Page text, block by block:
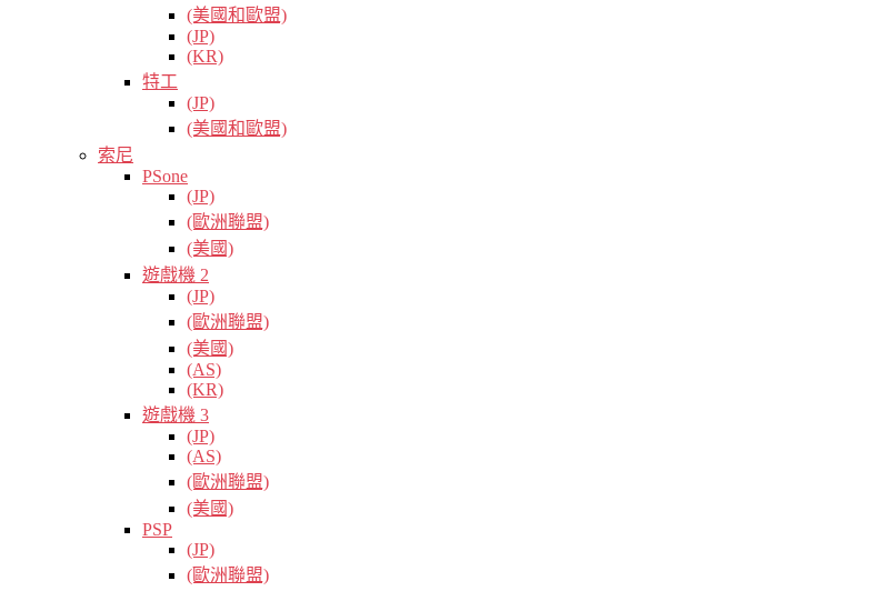
(美國和歐盟)
(JP)
(KR)
特工
(JP)
(美國和歐盟)
索尼
PSone
(JP)
(歐洲聯盟)
(美國)
遊戲機 2
(JP)
(歐洲聯盟)
(美國)
(AS)
(KR)
遊戲機 3
(JP)
(AS)
(歐洲聯盟)
(美國)
PSP
(JP)
(歐洲聯盟)